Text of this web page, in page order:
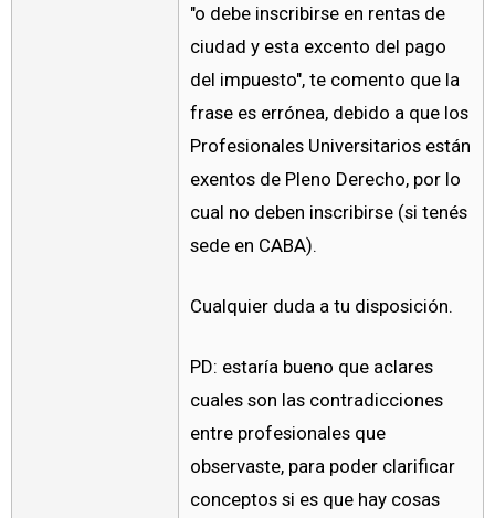
"o debe inscribirse en rentas de
ciudad y esta excento del pago
del impuesto", te comento que la
frase es errónea, debido a que los
Profesionales Universitarios están
exentos de Pleno Derecho, por lo
cual no deben inscribirse (si tenés
sede en CABA).
Cualquier duda a tu disposición.
PD: estaría bueno que aclares
cuales son las contradicciones
entre profesionales que
observaste, para poder clarificar
conceptos si es que hay cosas